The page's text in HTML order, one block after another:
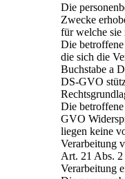
Die
Zwecke
für welche sie
Die
die sich die
Buchstabe a
DS-GVO
Die
GVO
liegen keine
Verarbeitung
Art. 21 Abs.
Verarbeitung